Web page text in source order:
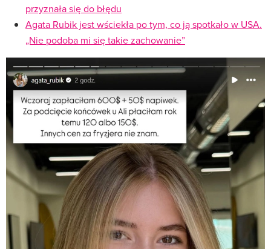
przyznała się do błędu
Agata Rubik jest wściekła po tym, co ją spotkało w USA.
„Nie podoba mi się takie zachowanie”